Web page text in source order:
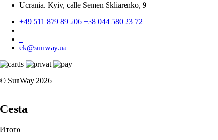
Ucrania. Kyiv, calle Semen Skliarenko, 9
+49 511 879 89 206 +38 044 580 23 72
ek@sunway.ua
© SunWay 2026
Cesta
Итого